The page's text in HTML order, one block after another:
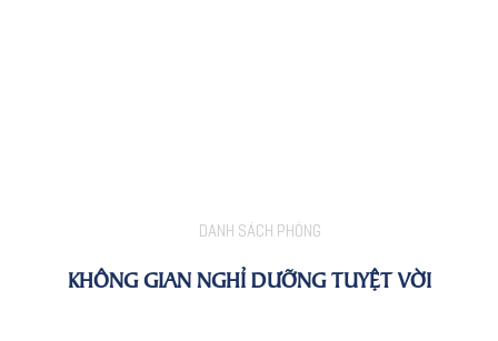
DANH SÁCH PHÒNG
KHÔNG GIAN NGHỈ DƯỠNG TUYỆT VỜI